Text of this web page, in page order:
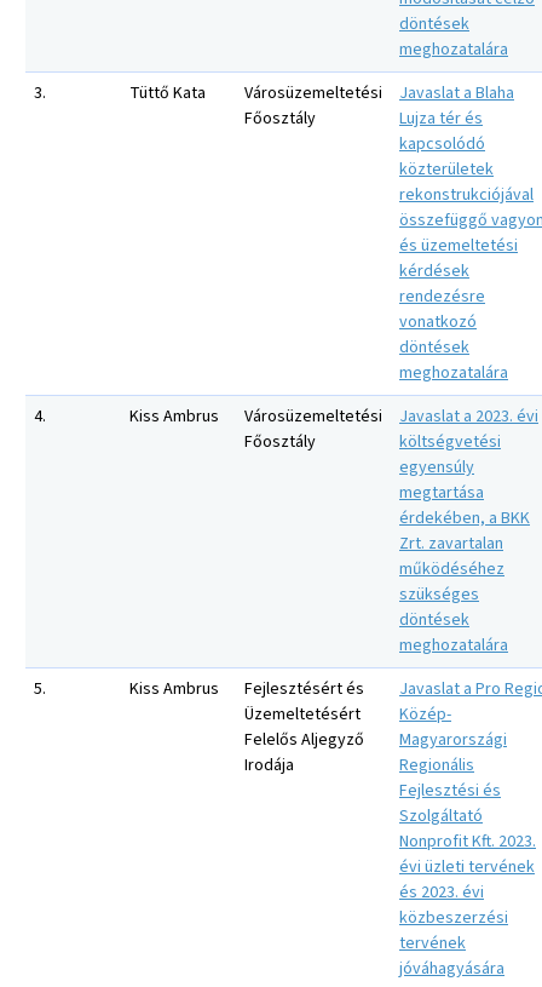
döntések
meghozatalára
3.
Tüttő Kata
Városüzemeltetési
Főosztály
Javaslat a Blaha
Lujza tér és
kapcsolódó
közterületek
rekonstrukciójával
összefüggő
és üzemeltetési
kérdések
rendezésre
vonatkozó
döntések
meghozatalára
4.
Kiss Ambrus
Városüzemeltetési
Főosztály
Javaslat a 2023. évi
költségvetési
egyensúly
megtartása
érdekében, a BKK
Zrt. zavartalan
működéséhez
szükséges
döntések
meghozatalára
5.
Kiss Ambrus
Fejlesztésért és
Üzemeltetésért
Felelős Aljegyző
Irodája
Javaslat a Pro
Közép-
Magyarországi
Regionális
Fejlesztési és
Szolgáltató
Nonprofit Kft. 2023.
évi üzleti tervének
és 2023. évi
közbeszerzési
tervének
jóváhagyására